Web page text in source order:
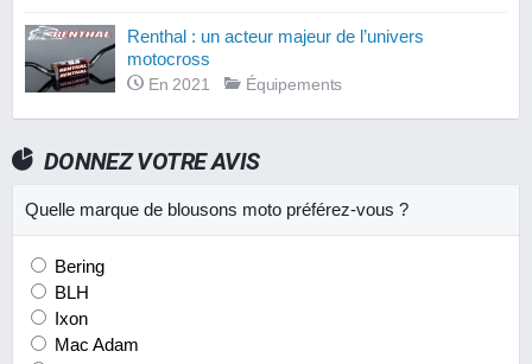
Renthal : un acteur majeur de l’univers
motocross
En 2021 Équipements
DONNEZ VOTRE AVIS
Quelle marque de blousons moto préférez-vous ?
Bering
BLH
Ixon
Mac Adam